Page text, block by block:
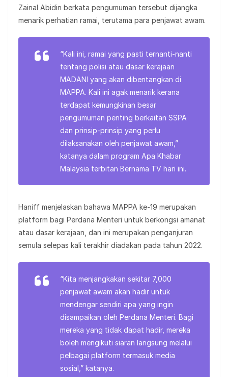
Zainal Abidin berkata pengumuman tersebut dijangka
menarik perhatian ramai, terutama para penjawat awam.
“Kali ini, ramai yang pasti ternanti-nanti
tentang polisi atau dasar kerajaan
MADANI yang akan dibentangkan di
MAPPA. Kali ini agak menarik kerana
terdapat kemungkinan besar
pengumuman penting berkaitan SSPA
dan prinsip-prinsip yang perlu
dilaksanakan oleh penjawat awam,”
katanya dalam program Apa Khabar
Malaysia terbitan Bernama TV hari ini.
Haniff menjelaskan bahawa MAPPA ke-19 merupakan
platform bagi Perdana Menteri untuk berkongsi amanat
atau dasar kerajaan, dan ini merupakan penganjuran
semula selepas kali terakhir diadakan pada tahun 2022.
“Kita menjangkakan sekitar 7,000
penjawat awam akan hadir untuk
mendengar sendiri apa yang ingin
disampaikan oleh Perdana Menteri. Bagi
mereka yang tidak dapat hadir, mereka
boleh mengikuti siaran langsung melalui
pelbagai platform termasuk media
sosial,” katanya.